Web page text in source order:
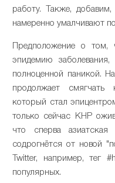
работу. Также,
намеренно умалчивают
Предположение о том,
эпидемию
полноценной паникой.
продолжает
который стал
только сейчас КНР
что сперва
содрогнётся от новой
Twitter, например, тег
популярных.